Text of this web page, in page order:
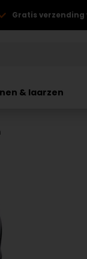
Gratis
& laarzen